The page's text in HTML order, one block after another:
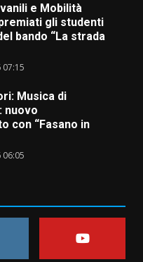
e Mobilità
gli studenti
bando “La strada
Musica di
nuovo
con “Fasano in
esclusione dal
calcio”